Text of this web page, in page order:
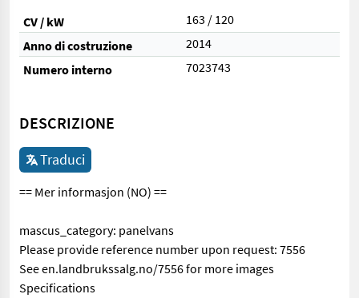
CV / kW
163 / 120
Anno di costruzione
2014
Numero interno
7023743
DESCRIZIONE
Traduci
== Mer informasjon (NO) ==
mascus_category: panelvans
Please provide reference number upon request: 7556
See en.landbrukssalg.no/7556 for more images
Specifications